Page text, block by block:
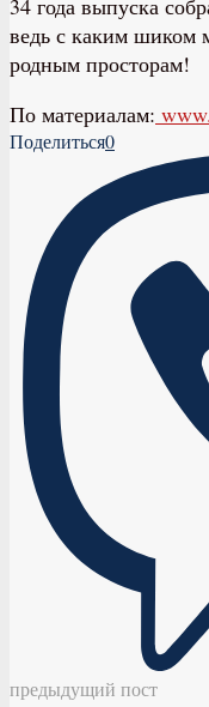
ведь с каким шиком
родным просторам!
По материалам:
Поделиться0
предыдущий пост